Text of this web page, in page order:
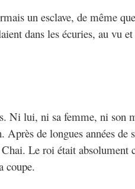
un esclave, de même
dans les écuries, au vu et
Ni lui, ni sa femme, ni son
de longues années de
Le roi était absolument
coupe.